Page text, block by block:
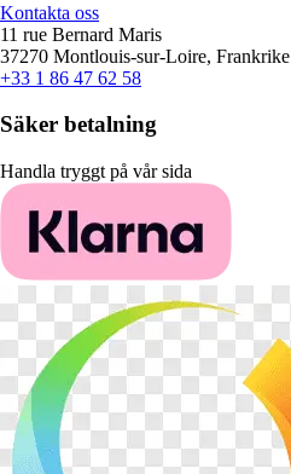
Kontakta oss
11 rue Bernard Maris
37270 Montlouis-sur-Loire, Frankrike
+33 1 86 47 62 58
Säker betalning
Handla tryggt på vår sida